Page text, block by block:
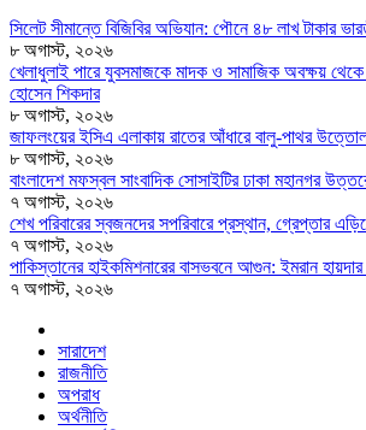
সিলেট সীমান্তে বিজিবির অভিযান: পৌনে ৪৮ লাখ টাকার
৮ অগাস্ট, ২০২৬
খেলাধুলাই পারে যুবসমাজকে মাদক ও সামাজিক অবক্ষয়
হোসেন শিকদার
৮ অগাস্ট, ২০২৬
জাফলংয়ের ইসিএ এলাকায় রাতের আঁধারে বালু-পাথর
৮ অগাস্ট, ২০২৬
বাংলাদেশ মফস্বল সাংবাদিক সোসাইটির ঢাকা মহানগর
৭ অগাস্ট, ২০২৬
শেখ পরিবারের স্বজনদের সপরিবারে প্রস্থান, গ্রেপ্তার
৭ অগাস্ট, ২০২৬
পাকিস্তানের হাইকমিশনারের বাসভবনে আগুন: ইমরান
৭ অগাস্ট, ২০২৬
সারাদেশ
রাজনীতি
অপরাধ
অর্থনীতি